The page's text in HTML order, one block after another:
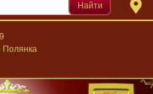
Полянка
Найти